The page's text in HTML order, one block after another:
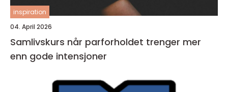
inspiration
04. April 2026
Samlivskurs når parforholdet trenger mer
enn gode intensjoner